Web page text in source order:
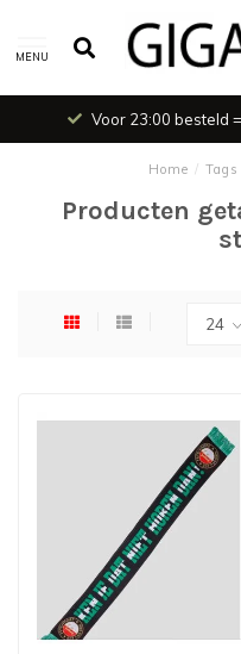
MENU
Voor 23:00 besteld
Home / Tags
Producten